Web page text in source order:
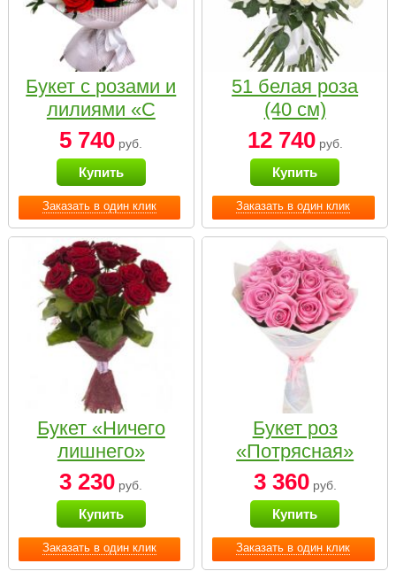
Заказать в один клик
Букет с розами и
лилиями «С
наилучшими
пожеланиями»
5 740 руб.
Купить
Заказать в один клик
51 белая роза
(40 см)
12 740руб.
Купить
Заказать в один клик
Букет «Ничего
лишнего»
3 230 руб.
Купить
Заказать в один клик
Букет роз
«Потрясная»
3 360руб.
Купить